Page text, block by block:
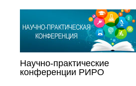
Научно-практические
конференции РИРО